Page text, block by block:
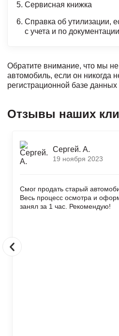
Сервисная книжка
Справка об утилизации,
с учета и по
Обратите внимание, что мы
автомобиль, если он никогда
регистрационной базе
Отзывы наших
Сергей. А.
19 ноября 2023
Смог продать старый
Весь процесс осмотра и
занял за 1 час. Рекомендую!